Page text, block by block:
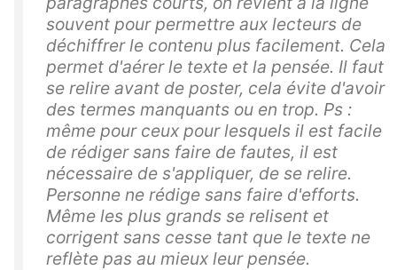
souvent pour permettre aux lecteurs de
déchiffrer le contenu plus facilement. Cela
permet d'aérer le texte et la pensée. Il faut
se relire avant de poster, cela évite d'avoir
des termes manquants ou en trop. Ps :
même pour ceux pour lesquels il est facile
de rédiger sans faire de fautes, il est
nécessaire de s'appliquer, de se relire.
Personne ne rédige sans faire d'efforts.
Même les plus grands se relisent et
corrigent sans cesse tant que le texte ne
reflète pas au mieux leur pensée.